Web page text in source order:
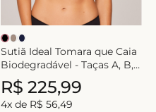
Sutiã Ideal Tomara que Caia
Biodegradável - Taças A, B,
C, D e DD
R$ 225,99
4x de R$ 56,49